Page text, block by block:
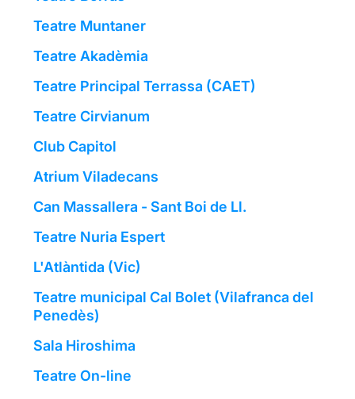
Teatre Muntaner
Teatre Akadèmia
Teatre Principal Terrassa (CAET)
Teatre Cirvianum
Club Capitol
Atrium Viladecans
Can Massallera - Sant Boi de Ll.
Teatre Nuria Espert
L'Atlàntida (Vic)
Teatre municipal Cal Bolet (Vilafranca del
Penedès)
Sala Hiroshima
Teatre On-line